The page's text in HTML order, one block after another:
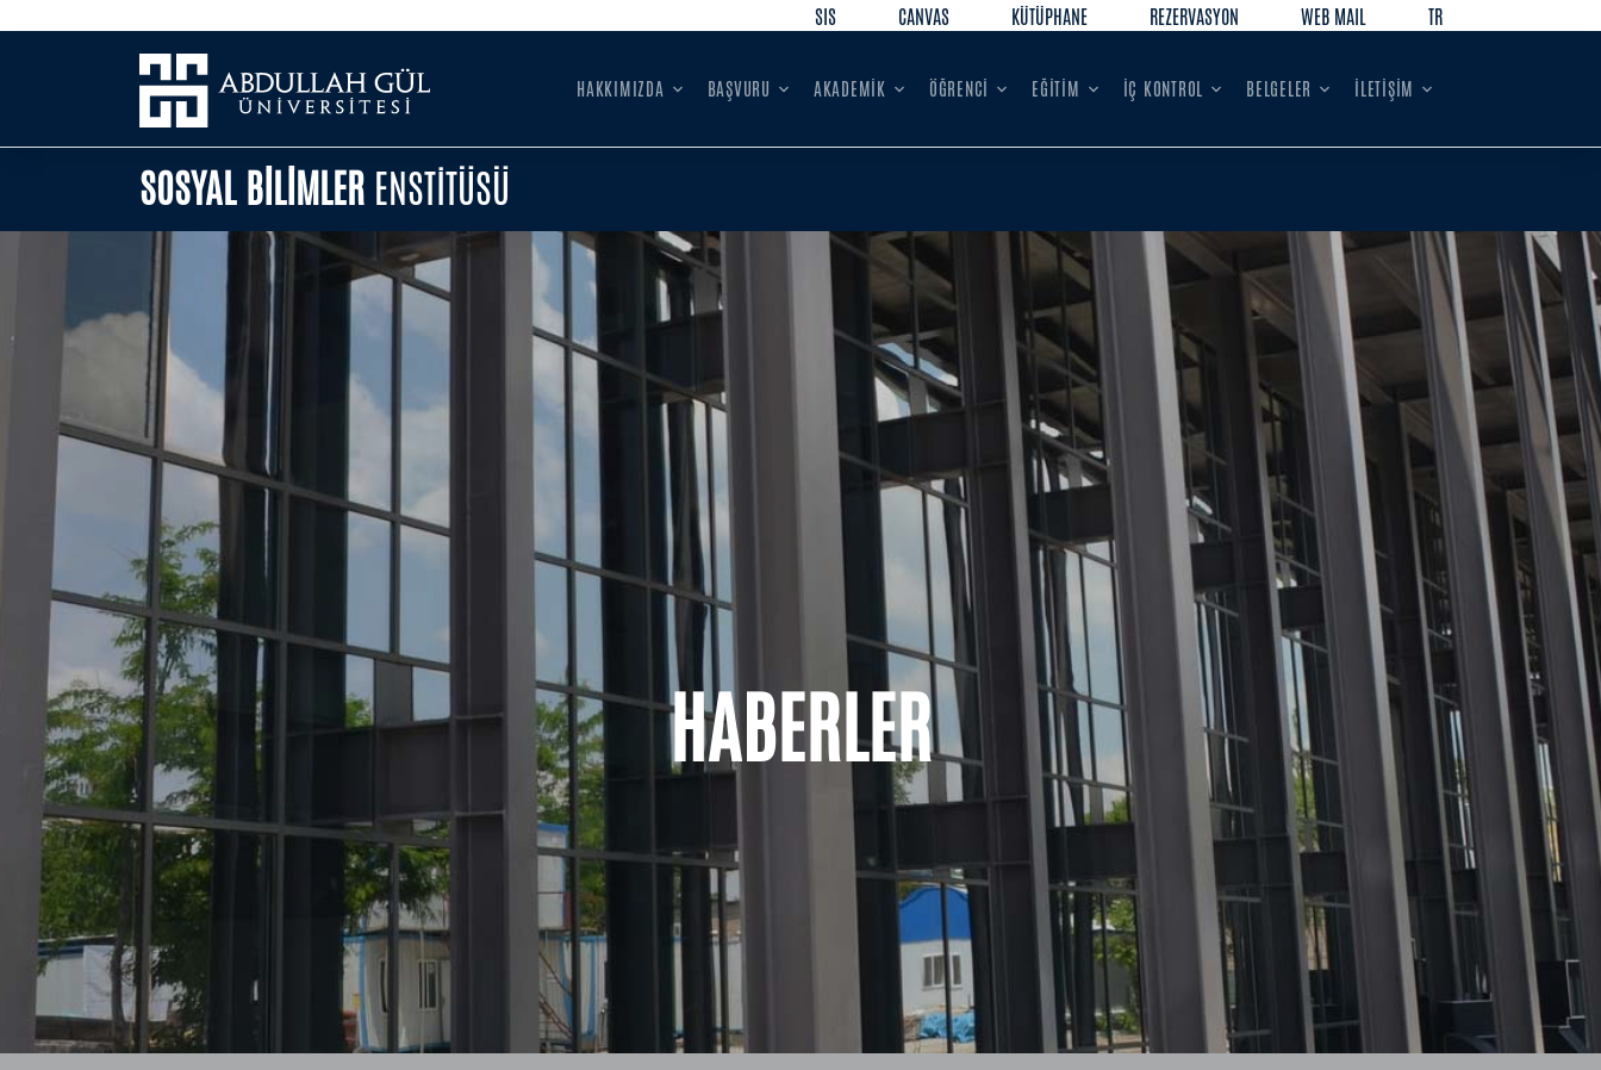
SIS CANVAS KÜTÜPHANE REZERVASYON WEB MAIL TR
HAKKIMIZDA BAŞVURU AKADEMİK ÖĞRENCİ EĞİTİM İÇ KONTROL BELGELER İLETİŞİM
SOSYAL BİLİMLER ENSTİTÜSÜ
HABERLER